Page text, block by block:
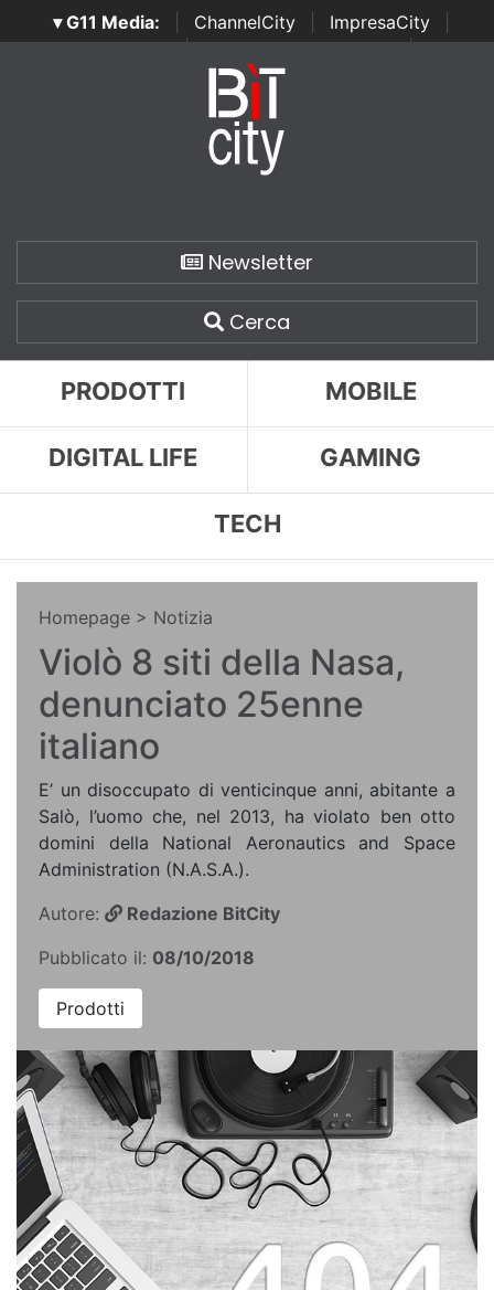
▾ G11 Media: ChannelCity ImpresaCity
SecurityOpenLab | Italian Channel Awards | Italian
Italian Security Awards
Newsletter
Cerca
PRODOTTI MOBILE
DIGITAL LIFE GAMING
TECH
Homepage > Notizia
Violò 8 siti della Nasa,
denunciato 25enne
italiano
E’ un disoccupato di venticinque anni, abitante a
Salò, l’uomo che, nel 2013, ha violato ben otto
domini della National Aeronautics and Space
Administration (N.A.S.A.).
Autore:
Redazione BitCity
Pubblicato il: 08/10/2018
Prodotti